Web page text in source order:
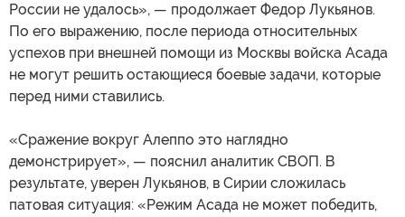
России не удалось», — продолжает Федор Лукьянов.
По его выражению, после периода относительных
успехов при внешней помощи из Москвы войска Асада
не могут решить остающиеся боевые задачи, которые
перед ними ставились.
«Сражение вокруг Алеппо это наглядно
демонстрирует», — пояснил аналитик СВОП. В
результате, уверен Лукьянов, в Сирии сложилась
патовая ситуация: «Режим Асада не может победить,